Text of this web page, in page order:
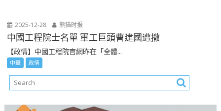
2025-12-28 熊猫时报
中國工程院士名單 軍工巨頭曹建國遭撤
【政情】中國工程院官網昨在「全體...
中華 政情